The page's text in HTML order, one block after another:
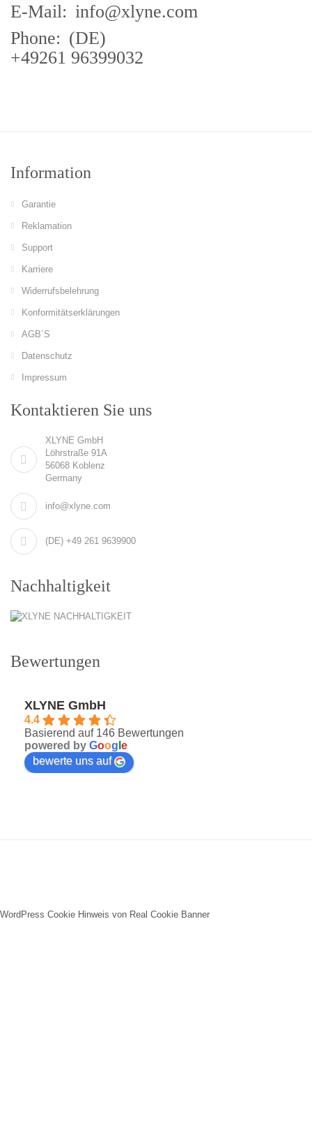
E-Mail: info@xlyne.com
Phone: (DE)
+49261 96399032
Information
Garantie
Reklamation
Support
Karriere
Widerrufsbelehrung
Konformitätserklärungen
AGB´S
Datenschutz
Impressum
Kontaktieren Sie uns
XLYNE GmbH
Löhrstraße 91A
56068 Koblenz
Germany
info@xlyne.com
(DE) +49 261 9639900
Nachhaltigkeit
Bewertungen
XLYNE GmbH
4.4
Basierend auf 146 Bewertungen
powered by Goog e
bewerte uns auf
WordPress Cookie Hinweis von Real Cookie Banner